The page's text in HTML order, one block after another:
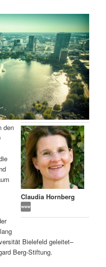
Claudia Hornberg
den
Bielefeld geleitet–
Berg-Stiftung.